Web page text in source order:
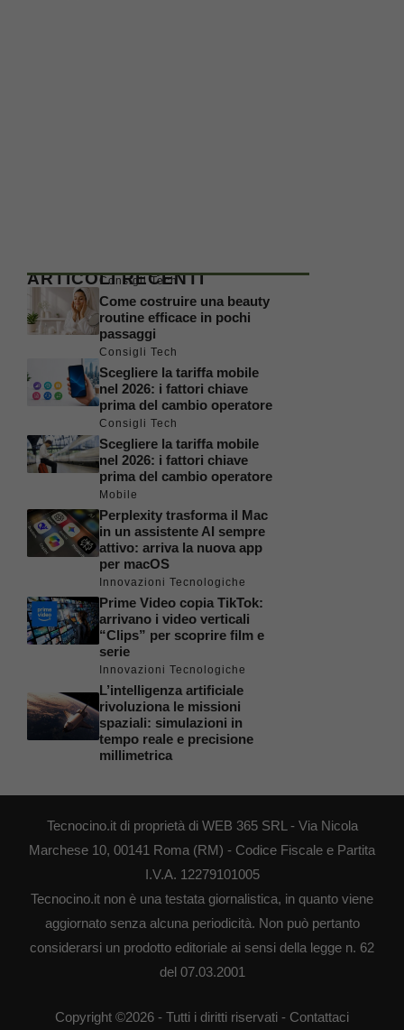
ARTICOLI RECENTI
Consigli Tech
Come costruire una beauty
routine efficace in pochi
passaggi
Consigli Tech
Scegliere la tariffa mobile
nel 2026: i fattori chiave
prima del cambio operatore
Consigli Tech
Scegliere la tariffa mobile
nel 2026: i fattori chiave
prima del cambio operatore
Mobile
Perplexity trasforma il Mac
in un assistente AI sempre
attivo: arriva la nuova app
per macOS
Innovazioni Tecnologiche
Prime Video copia TikTok:
arrivano i video verticali
“Clips” per scoprire film e
serie
Innovazioni Tecnologiche
L’intelligenza artificiale
rivoluziona le missioni
spaziali: simulazioni in
tempo reale e precisione
millimetrica
Tecnocino.it di proprietà di WEB 365 SRL - Via Nicola
Marchese 10, 00141 Roma (RM) - Codice Fiscale e Partita
I.V.A. 12279101005
Tecnocino.it non è una testata giornalistica, in quanto viene
aggiornato senza alcuna periodicità. Non può pertanto
considerarsi un prodotto editoriale ai sensi della legge n. 62
del 07.03.2001
Copyright ©2026 - Tutti i diritti riservati - Contattaci